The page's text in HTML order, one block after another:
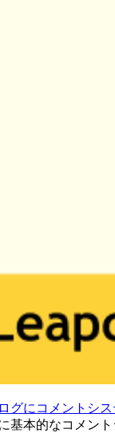
グにコメントシ
基本的なコメン